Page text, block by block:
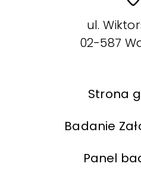
ul.
02-587
Strona
Badanie
Panel